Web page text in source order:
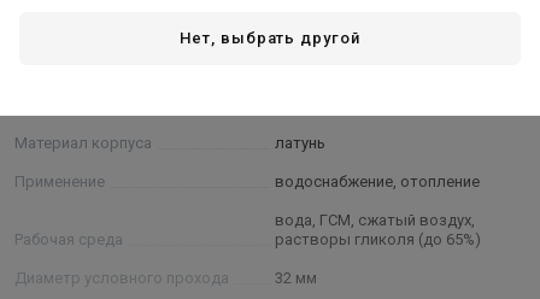
Материал корпуса латунь
Применение водоснабжение, отопление
Рабочая среда
вода, ГСМ, сжатый воздух,
растворы гликоля (до 65%)
Диаметр условного прохода 32 мм
Нет, выбрать другой